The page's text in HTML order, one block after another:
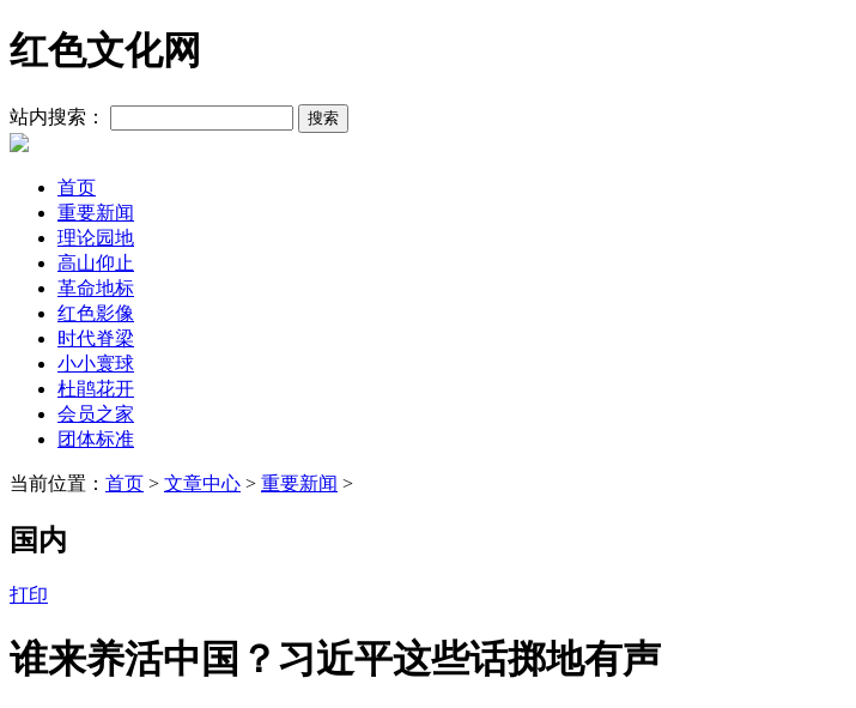
红色文化网
站内搜索：
首页
重要新闻
理论园地
高山仰止
革命地标
红色影像
时代脊梁
小小寰球
杜鹃花开
会员之家
团体标准
当前位置： 首页 > 文章中心 > 重要新闻 >
国内
打印
谁来养活中国？习近平这些话掷地有声